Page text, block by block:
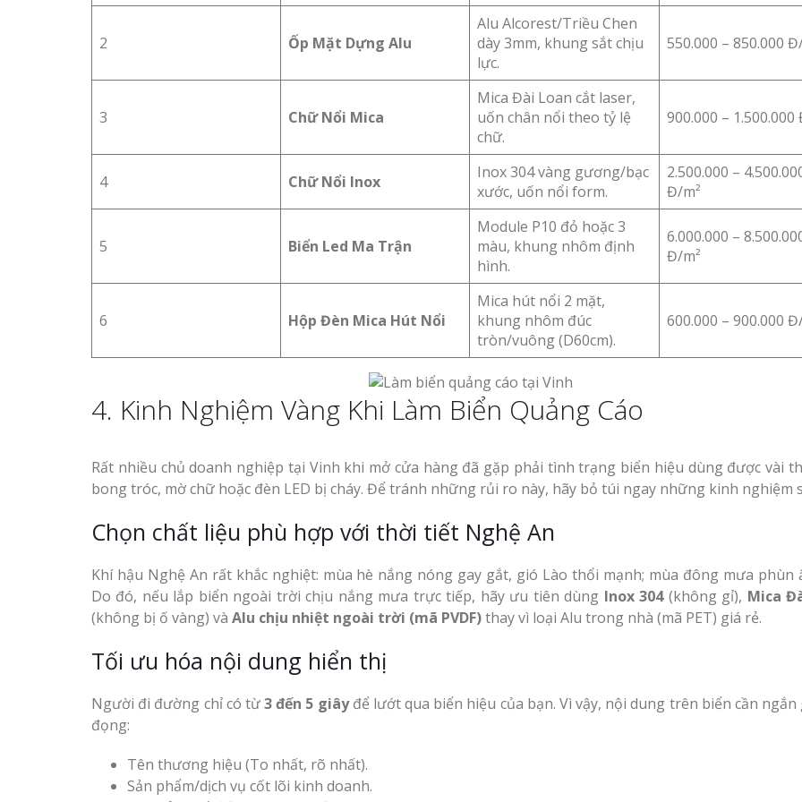
2 Ốp Mặt Dựng Alu
Alu Alcorest/Triều Chen
dày 3mm, khung sắt chịu
lực.
550.000 – 850.000
3 Chữ Nổi Mica
Mica Đài Loan cắt laser,
uốn chân nổi theo tỷ lệ
chữ.
900.000 – 1.500.000
4 Chữ Nổi Inox
Inox 304 vàng gương/bạc
xước, uốn nổi form.
2.500.000 –
Đ/m²
5 Biển Led Ma Trận
Module P10 đỏ hoặc 3
màu, khung nhôm định
hình.
6.000.000 –
Đ/m²
6 Hộp Đèn Mica Hút Nổi
Mica hút nổi 2 mặt,
khung nhôm đúc
tròn/vuông (D60cm).
600.000 – 900.000
4. Kinh Nghiệm Vàng Khi Làm Biển Quảng Cáo
Rất nhiều chủ doanh nghiệp tại Vinh khi mở cửa hàng đã gặp phải tình trạng biển hiệu dùng được vài
bong tróc, mờ chữ hoặc đèn LED bị cháy. Để tránh những rủi ro này, hãy bỏ túi ngay những kinh nghiệm
Chọn chất liệu phù hợp với thời tiết Nghệ An
Khí hậu Nghệ An rất khắc nghiệt: mùa hè nắng nóng gay gắt, gió Lào thổi mạnh; mùa đông mưa phùn
Do đó, nếu lắp biển ngoài trời chịu nắng mưa trực tiếp, hãy ưu tiên dùng Inox 304(không gỉ), Mica
(không bị ố vàng) và Alu chịu nhiệt ngoài trời (mã PVDF)thay vì loại Alu trong nhà (mã PET) giá rẻ.
Tối ưu hóa nội dung hiển thị
Người đi đường chỉ có từ3 đến 5 giâyđể lướt qua biển hiệu của bạn. Vì vậy, nội dung trên biển cần ngắn
đọng:
Tên thương hiệu (To nhất, rõ nhất).
Sản phẩm/dịch vụ cốt lõi kinh doanh.